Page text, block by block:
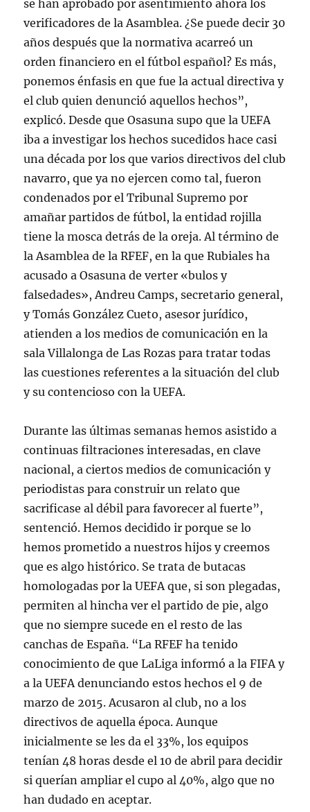
se han aprobado por asentimiento ahora los
verificadores de la Asamblea. ¿Se puede decir 30
años después que la normativa acarreó un
orden financiero en el fútbol español? Es más,
ponemos énfasis en que fue la actual directiva y
el club quien denunció aquellos hechos”,
explicó. Desde que Osasuna supo que la UEFA
iba a investigar los hechos sucedidos hace casi
una década por los que varios directivos del club
navarro, que ya no ejercen como tal, fueron
condenados por el Tribunal Supremo por
amañar partidos de fútbol, la entidad rojilla
tiene la mosca detrás de la oreja. Al término de
la Asamblea de la RFEF, en la que Rubiales ha
acusado a Osasuna de verter «bulos y
falsedades», Andreu Camps, secretario general,
y Tomás González Cueto, asesor jurídico,
atienden a los medios de comunicación en la
sala Villalonga de Las Rozas para tratar todas
las cuestiones referentes a la situación del club
y su contencioso con la UEFA.
Durante las últimas semanas hemos asistido a
continuas filtraciones interesadas, en clave
nacional, a ciertos medios de comunicación y
periodistas para construir un relato que
sacrificase al débil para favorecer al fuerte”,
sentenció. Hemos decidido ir porque se lo
hemos prometido a nuestros hijos y creemos
que es algo histórico. Se trata de butacas
homologadas por la UEFA que, si son plegadas,
permiten al hincha ver el partido de pie, algo
que no siempre sucede en el resto de las
canchas de España. “La RFEF ha tenido
conocimiento de que LaLiga informó a la FIFA y
a la UEFA denunciando estos hechos el 9 de
marzo de 2015. Acusaron al club, no a los
directivos de aquella época. Aunque
inicialmente se les da el 33%, los equipos
tenían 48 horas desde el 10 de abril para decidir
si querían ampliar el cupo al 40%, algo que no
han dudado en aceptar.